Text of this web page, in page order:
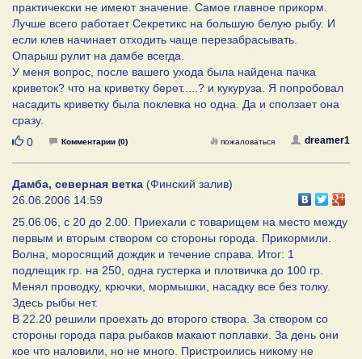
практичекски не имеют значение. Самое главное прикорм.
Лучше всего работает Секретикс на большую белую рыбу. И
если клев начинает отходить чаще перезабрасывать.
Опарыш рулит на дамбе всегда.
У меня вопрос, после вашего ухода была найдена пачка
криветок? что на криветку берет.....? и кукуруза. Я попробовал
насадить криветку была поклевка но одна. Да и сползает она
сразу.
Нравится
0 Комментарии (0) dreamer1
пожаловаться
Дамба, северная ветка (Финский залив)
26.06.2006 14:59
25.06.06, с 20 до 2.00. Приехали с товарищем на место между
первым и вторым створом со стороны города. Прикормили.
Волна, моросящий дождик и течение справа. Итог: 1
подлещик гр. на 250, одна густерка и плотвичка до 100 гр.
Менял проводку, крючки, мормышки, насадку все без толку.
Здесь рыбы нет.
В 22.20 решили проехать до второго створа. За створом со
стороны города пара рыбаков макают поплавки. За день они
кое что наловили, но не много. Пристроились никому не